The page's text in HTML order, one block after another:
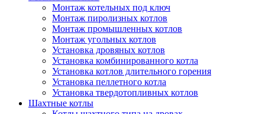
Монтаж котельных под ключ
Монтаж пиролизных котлов
Монтаж промышленных котлов
Монтаж угольных котлов
Установка дровяных котлов
Установка комбинированного котла
Установка котлов длительного горения
Установка пеллетного котла
Установка твердотопливных котлов
Шахтные котлы